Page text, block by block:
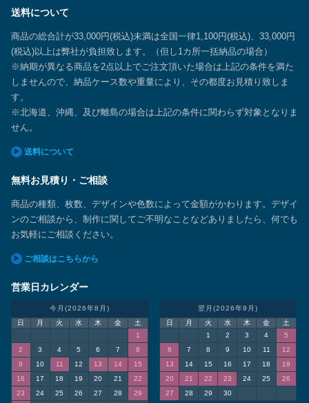
送料について
商品の総合計が33,000円(税込)未満は全国一律1,100円(税込)、33,000円
(税込)以上は弊社が負担致します。（但し1カ所一括納品の場合）
※納期が異なる商品を2点以上でご注文頂いた場合は上記の条件を満た
しませんので、納品ケース数や重量により、その都度お見積り致しま
す。
※北海道、沖縄、及び離島の場合は上記の条件に関わらず対象となりま
せん。
送料について
無料お見積り・ご相談
商品の種類、枚数、デザインや色数によって金額がかわります。デザイ
ンのご相談から、制作に関してご不明なことなどありましたら、何でも
お気軽にご相談ください。
ご相談はこちらから
営業日カレンダー
今月(2026年8月)
日
月 火 水 木 金
土
1
2
3 4 5 6 7
8
9
10 11 12 13 14
15
16
17 18 19 20 21
22
23
24 25 26 27 28
29
翌月(2026年9月)
日
月 火 水 木 金
土
1
2 3 4
5
6
7 8 9 10 11
12
13
14 15 16 17 18
19
20
21 22 23 24 25
26
27
28 29 30